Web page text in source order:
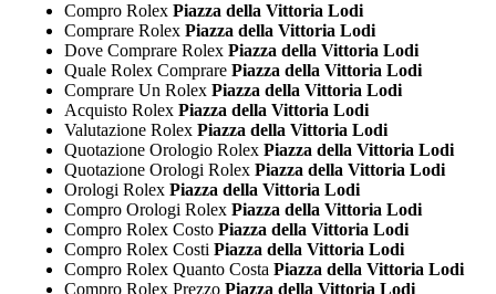
Compro Rolex Piazza della Vittoria Lodi
Comprare Rolex Piazza della Vittoria Lodi
Dove Comprare Rolex Piazza della Vittoria Lodi
Quale Rolex Comprare Piazza della Vittoria Lodi
Comprare Un Rolex Piazza della Vittoria Lodi
Acquisto Rolex Piazza della Vittoria Lodi
Valutazione Rolex Piazza della Vittoria Lodi
Quotazione Orologio Rolex Piazza della Vittoria Lodi
Quotazione Orologi Rolex Piazza della Vittoria Lodi
Orologi Rolex Piazza della Vittoria Lodi
Compro Orologi Rolex Piazza della Vittoria Lodi
Compro Rolex Costo Piazza della Vittoria Lodi
Compro Rolex Costi Piazza della Vittoria Lodi
Compro Rolex Quanto Costa Piazza della Vittoria Lodi
Compro Rolex Prezzo Piazza della Vittoria Lodi